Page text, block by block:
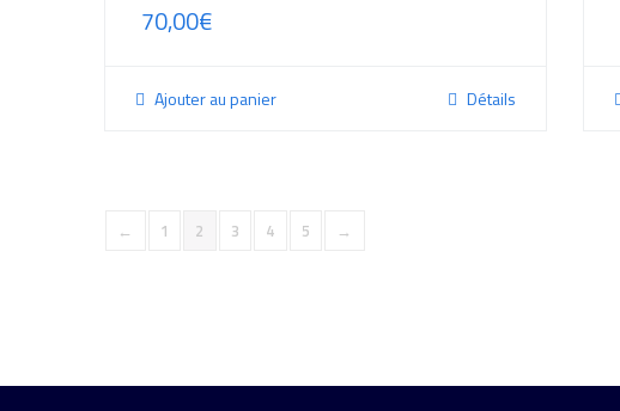
70,00€
Ajouter au panier Détails
← 1 2 3 4 5 →